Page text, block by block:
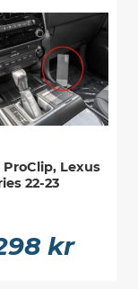
Lexus
22-23
kr